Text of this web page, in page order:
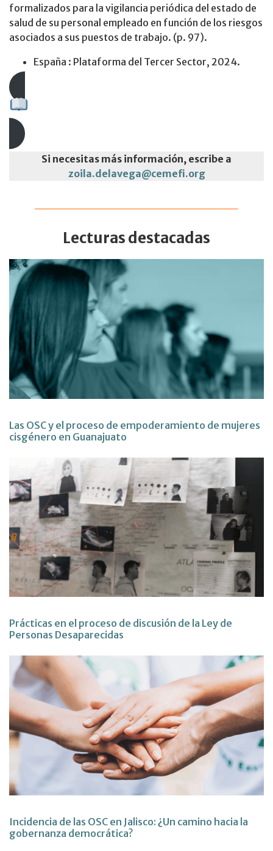
formalizados para la vigilancia periódica del estado de
salud de su personal empleado en función de los riesgos
asociados a sus puestos de trabajo. (p. 97).
España : Plataforma del Tercer Sector, 2024.
Si necesitas más información, escribe a
zoila.delavega@cemefi.org
Lecturas destacadas
Las OSC y el proceso de empoderamiento de mujeres
cisgénero en Guanajuato
Prácticas en el proceso de discusión de la Ley de
Personas Desaparecidas
Incidencia de las OSC en Jalisco: ¿Un camino hacia la
gobernanza democrática?